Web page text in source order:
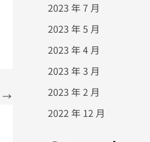
→
2023 年 7 月
2023 年 5 月
2023 年 4 月
2023 年 3 月
2023 年 2 月
2022 年 12 月